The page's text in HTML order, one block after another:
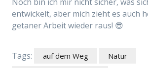
entwickelt, aber mich zieht es auch
getaner Arbeit wieder raus! 😎
Tags: auf dem Weg
Natur